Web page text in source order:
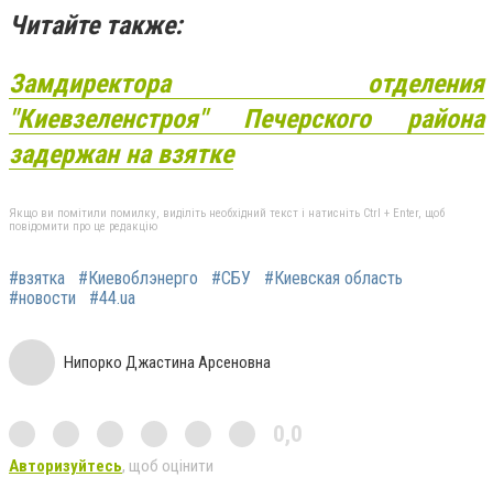
Читайте также:
Замдиректора отделения
″Киевзеленстроя″ Печерского района
задержан на взятке
Якщо ви помітили помилку, виділіть необхідний текст і натисніть Ctrl + Enter, щоб
повідомити про це редакцію
#взятка #Киевоблэнерго #СБУ
#Киевская область
#новости
#44.ua
Нипорко Джастина Арсеновна
0,0
Авторизуйтесь, щоб оцінити